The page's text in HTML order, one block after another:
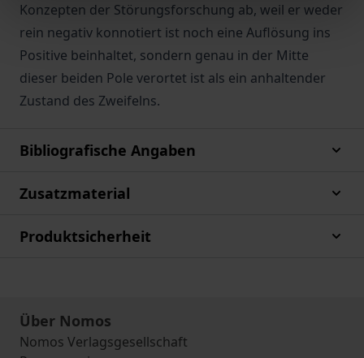
Konzepten der Störungsforschung ab, weil er weder
rein negativ konnotiert ist noch eine Auflösung ins
Positive beinhaltet, sondern genau in der Mitte
dieser beiden Pole verortet ist als ein anhaltender
Zustand des Zweifelns.
Bibliografische Angaben
Zusatzmaterial
Produktsicherheit
Über Nomos
Nomos Verlagsgesellschaft